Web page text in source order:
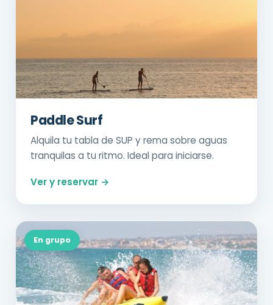
Paddle Surf
Alquila tu tabla de SUP y rema sobre aguas
tranquilas a tu ritmo. Ideal para iniciarse.
Ver y reservar →
En grupo